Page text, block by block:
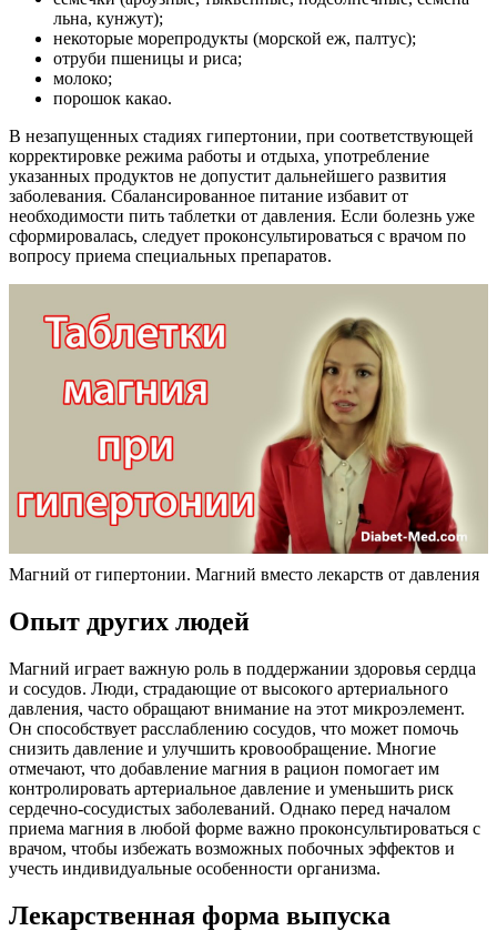
льна, кунжут);
некоторые морепродукты (морской еж, палтус);
отруби пшеницы и риса;
молоко;
порошок какао.
В незапущенных стадиях гипертонии, при соответствующей
корректировке режима работы и отдыха, употребление
указанных продуктов не допустит дальнейшего развития
заболевания. Сбалансированное питание избавит от
необходимости пить таблетки от давления. Если болезнь уже
сформировалась, следует проконсультироваться с врачом по
вопросу приема специальных препаратов.
Магний от гипертонии. Магний вместо лекарств от давления
Опыт других людей
Магний играет важную роль в поддержании здоровья сердца
и сосудов. Люди, страдающие от высокого артериального
давления, часто обращают внимание на этот микроэлемент.
Он способствует расслаблению сосудов, что может помочь
снизить давление и улучшить кровообращение. Многие
отмечают, что добавление магния в рацион помогает им
контролировать артериальное давление и уменьшить риск
сердечно-сосудистых заболеваний. Однако перед началом
приема магния в любой форме важно проконсультироваться с
врачом, чтобы избежать возможных побочных эффектов и
учесть индивидуальные особенности организма.
Лекарственная форма выпуска